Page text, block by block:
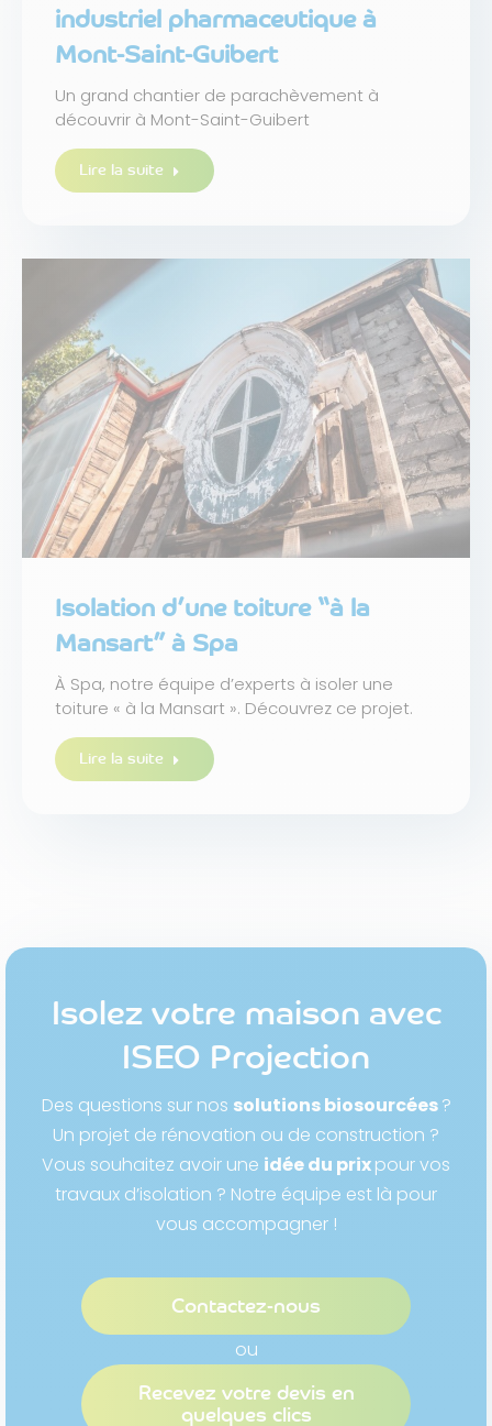
industriel pharmaceutique à
Mont-Saint-Guibert
Un grand chantier de parachèvement à
découvrir à Mont-Saint-Guibert
Lire la suite
Isolation d’une toiture “à la
Mansart” à Spa
À Spa, notre équipe d’experts à isoler une
toiture « à la Mansart ». Découvrez ce projet.
Lire la suite
Isolez votre maison avec
ISEO Projection
Des questions sur nos solutions biosourcées?
Un projet de rénovation ou de construction ?
Vous souhaitez avoir une idée du prixpour vos
travaux d’isolation ? Notre équipe est là pour
vous accompagner !
Contactez-nous
ou
Recevez votre devis en
quelques clics